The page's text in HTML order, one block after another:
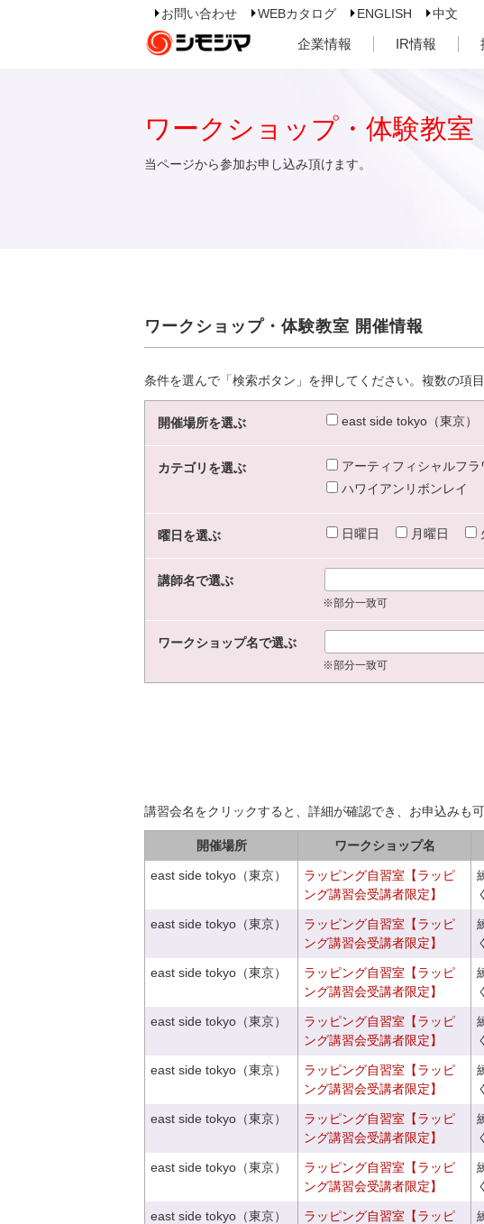
お問い合わせ WEBカタログ ENGLISH 中文
企業情報 IR情報
ワークショップ・体験教室
当ページから参加お申し込み頂けます。
ワークショップ・体験教室 開催情報
条件を選んで「検索ボタン」を押してください。複数の項
開催場所を選ぶ east side tokyo（東京）
カテゴリを選ぶ アーティフィシャルフラ
ハワイアンリボンレイ
曜日を選ぶ 日曜日 月曜日
講師名で選ぶ
※部分一致可
ワークショップ名で選ぶ
※部分一致可
講習会名をクリックすると、詳細が確認でき、お申込みも可
開催場所 ワークショップ名
east side tokyo（東京）
ラッピング自習室【ラッピ
ング講習会受講者限定】
east side tokyo（東京）
ラッピング自習室【ラッピ
ング講習会受講者限定】
east side tokyo（東京）
ラッピング自習室【ラッピ
ング講習会受講者限定】
east side tokyo（東京）
ラッピング自習室【ラッピ
ング講習会受講者限定】
east side tokyo（東京）
ラッピング自習室【ラッピ
ング講習会受講者限定】
east side tokyo（東京）
ラッピング自習室【ラッピ
ング講習会受講者限定】
east side tokyo（東京）
ラッピング自習室【ラッピ
ング講習会受講者限定】
east side tokyo（東京）
ラッピング自習室【ラッピ